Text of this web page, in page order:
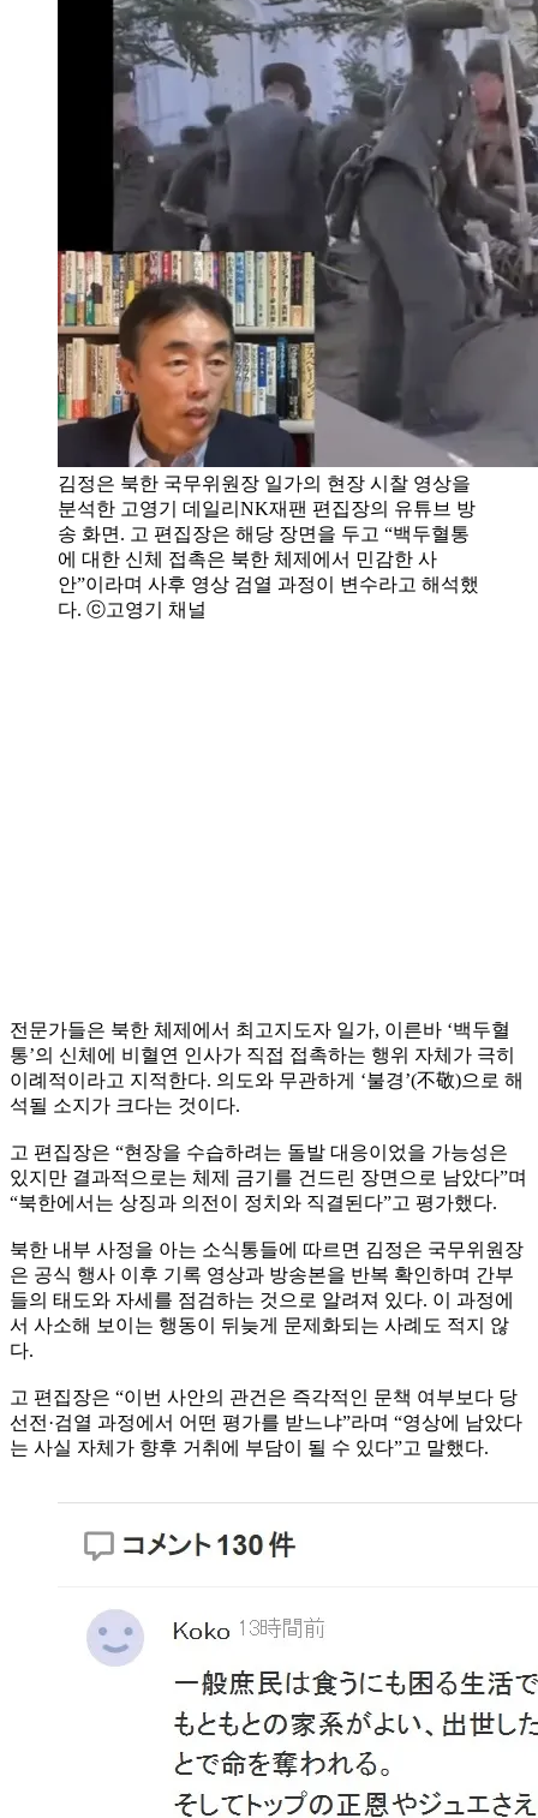
김정은 북한 국무위원장 일가의 현장 시찰 영상을
분석한 고영기 데일리NK재팬 편집장의 유튜브 방
송 화면. 고 편집장은 해당 장면을 두고 “백두혈통
에 대한 신체 접촉은 북한 체제에서 민감한 사
안”이라며 사후 영상 검열 과정이 변수라고 해석했
다. ⓒ고영기 채널
전문가들은 북한 체제에서 최고지도자 일가, 이른바 ‘백두혈
통’의 신체에 비혈연 인사가 직접 접촉하는 행위 자체가 극히
이례적이라고 지적한다. 의도와 무관하게 ‘불경’(不敬)으로 해
석될 소지가 크다는 것이다.
고 편집장은 “현장을 수습하려는 돌발 대응이었을 가능성은
있지만 결과적으로는 체제 금기를 건드린 장면으로 남았다”며
“북한에서는 상징과 의전이 정치와 직결된다”고 평가했다.
북한 내부 사정을 아는 소식통들에 따르면 김정은 국무위원장
은 공식 행사 이후 기록 영상과 방송본을 반복 확인하며 간부
들의 태도와 자세를 점검하는 것으로 알려져 있다. 이 과정에
서 사소해 보이는 행동이 뒤늦게 문제화되는 사례도 적지 않
다.
고 편집장은 “이번 사안의 관건은 즉각적인 문책 여부보다 당
선전·검열 과정에서 어떤 평가를 받느냐”라며 “영상에 남았다
는 사실 자체가 향후 거취에 부담이 될 수 있다”고 말했다.